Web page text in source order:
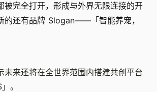
被完全打开，形成与外界无限连接的开
的还有品牌 Slogan——「智能养宠，
未来还将在全世界范围内搭建共创平台
。